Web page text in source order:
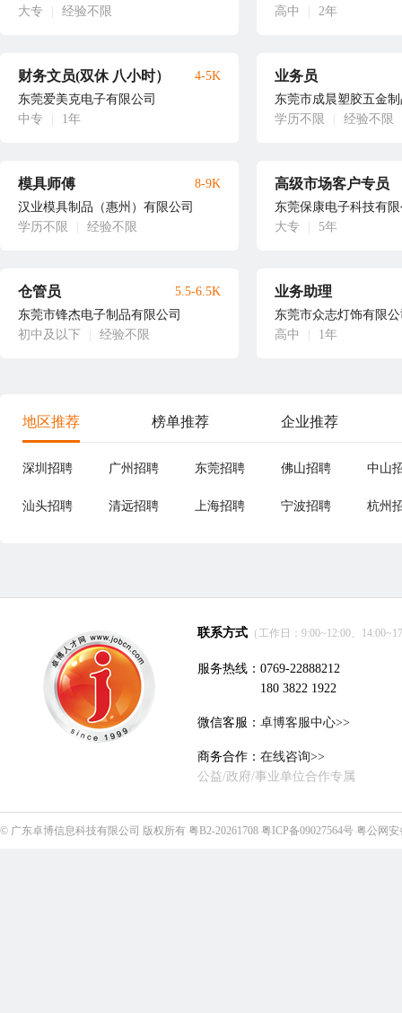
大专
经验不限
高中
2年
财务文员(双休 八小时）
东莞爱美克电子有限公司
中专
1年
4-5K 业务员
东莞市成晨塑胶五金
学历不限
经验不限
模具师傅
汉业模具制品（惠州）有限公司
学历不限
经验不限
8-9K 高级市场客户专员
东莞保康电子科技有
大专
5年
仓管员
东莞市锋杰电子制品有限公司
初中及以下
经验不限
5.5-6.5K 业务助理
东莞市众志灯饰有限
高中
1年
地区推荐 榜单推荐 企业推荐
深圳招聘 广州招聘 东莞招聘 佛山招聘 中山
汕头招聘 清远招聘 上海招聘 宁波招聘 杭州
联系方式 （工作日：9:00~12:00、
服务热线：0769-22888212
180 3822 1922
微信客服： 卓博客服中心>>
商务合作： 在线咨询>>
公益/政府/事业单位合作专属
© 广东卓博信息科技有限公司 版权所有 粤B2-20261708 粤ICP备09027564号 粤公网安